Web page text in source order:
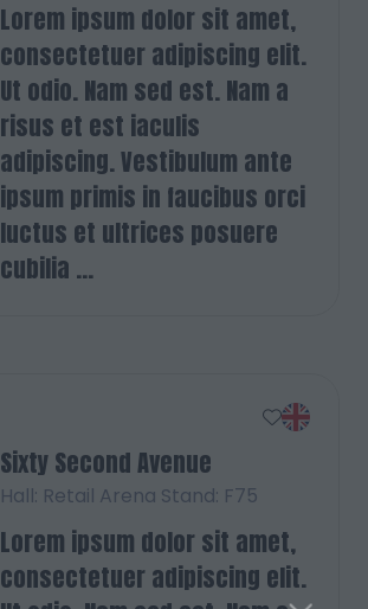
Lorem ipsum dolor sit amet,
consectetuer adipiscing elit.
Ut odio. Nam sed est. Nam a
risus et est iaculis
adipiscing. Vestibulum ante
ipsum primis in faucibus orci
luctus et ultrices posuere
cubilia ...
Sixty Second Avenue
Hall: Retail Arena Stand: F75
Lorem ipsum dolor sit amet,
consectetuer adipiscing elit.